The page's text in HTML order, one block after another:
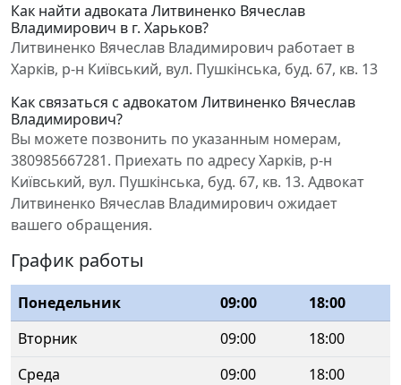
Как найти адвоката Литвиненко Вячеслав
Владимирович в г. Харьков?
Литвиненко Вячеслав Владимирович работает в
Харків, р-н Київський, вул. Пушкінська, буд. 67, кв. 13
Как связаться с адвокатом Литвиненко Вячеслав
Владимирович?
Вы можете позвонить по указанным номерам,
380985667281. Приехать по адресу Харків, р-н
Київський, вул. Пушкінська, буд. 67, кв. 13. Адвокат
Литвиненко Вячеслав Владимирович ожидает
вашего обращения.
График работы
Понедельник 09:00
18:00
Вторник
09:00
18:00
Среда
09:00
18:00